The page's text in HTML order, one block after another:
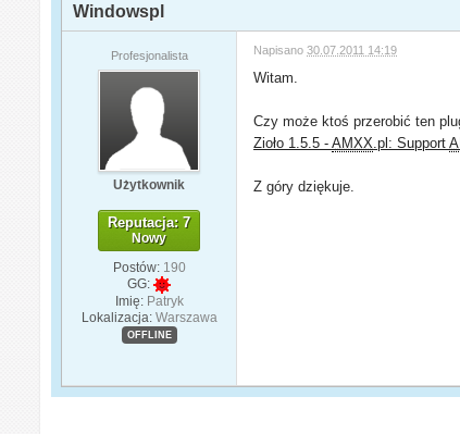
Windowspl
Profesjonalista
Użytkownik
Reputacja: 7
Nowy
Postów: 190
GG:
Imię: Patryk
Lokalizacja: Warszawa
OFFLINE
Napisano30.07.2011 14:19
Witam.
Czy może ktoś przerobić ten
Zioło 1.5.5 -AMXX .pl: Support
Z góry dziękuje.